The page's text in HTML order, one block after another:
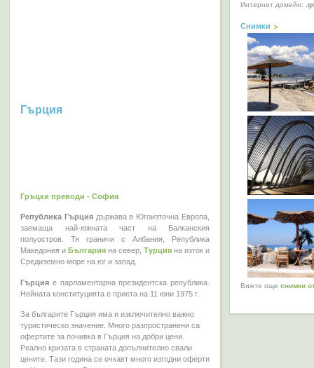
Гърция
Гръцки преводи - София
Република Гърциядържава в Югоизточна Европа,
заемаща най-южната част на Балканския
полуостров. Тя граничи с Албания, Република
Македония и България на север, Турция на изток и
Средиземно море на юг и запад.
Гърция е парламентарна президентска република.
Нейната конституцията е приета на 11 юни 1975 г.
За българите Гърция има и изключително важно
туристическо значение. Много разпространени са
офертите за почивка в Гърция на добри цени.
Реално кризата в страната допълнително свали
цените. Тази година се очкавт много изгодни оферти
Интернет домейн: .gr
Снимки
Вижте още снимки